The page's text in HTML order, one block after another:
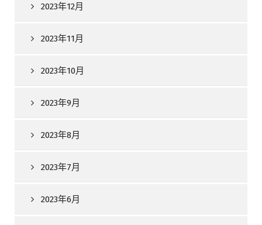
2023年12月
2023年11月
2023年10月
2023年9月
2023年8月
2023年7月
2023年6月